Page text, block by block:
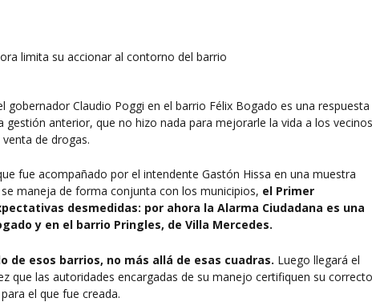
gobernador Claudio Poggi en el barrio Félix Bogado es una respuesta
gestión anterior, que no hizo nada para mejorarle la vida a los
de drogas.
fue acompañado por el intendente Gastón Hissa en una muestra
maneja de forma conjunta con los municipios, el Primer
desmedidas: por ahora la Alarma Ciudadana es una
y en el barrio Pringles, de Villa Mercedes.
de esos barrios, no más allá de esas cuadras. Luego llegará el
que las autoridades encargadas de su manejo certifiquen su
el que fue creada.